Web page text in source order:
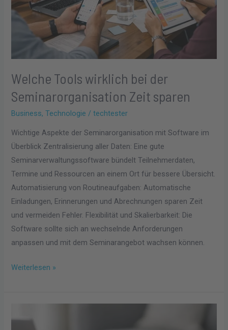
Welche Tools wirklich bei der
Seminarorganisation Zeit sparen
Business,Technologie /techtester
Wichtige Aspekte der Seminarorganisation mit Software im
Überblick Zentralisierung aller Daten: Eine gute
Seminarverwaltungssoftware bündelt Teilnehmerdaten,
Termine und Ressourcen an einem Ort für bessere Übersicht.
Automatisierung von Routineaufgaben: Automatische
Einladungen, Erinnerungen und Abrechnungen sparen Zeit
und vermeiden Fehler. Flexibilität und Skalierbarkeit: Die
Software sollte sich an wechselnde Anforderungen
anpassen und mit dem Seminarangebot wachsen können.
Weiterlesen »